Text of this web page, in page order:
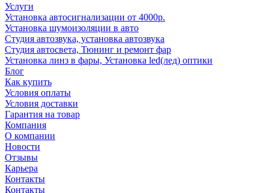
Услуги
Установка автосигнализации от 4000р.
Установка шумоизоляции в авто
Студия автозвука, установка автозвука
Студия автосвета, Тюнинг и ремонт фар
Установка линз в фары, Установка led(лед) оптики
Блог
Как купить
Условия оплаты
Условия доставки
Гарантия на товар
Компания
О компании
Новости
Отзывы
Карьера
Контакты
Контакты